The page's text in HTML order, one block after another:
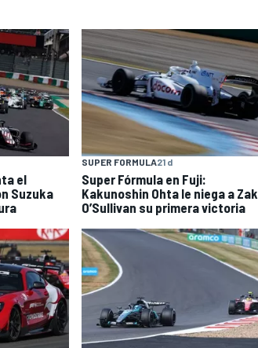
el
Suzuka
SUPER FORMULA21 d
Super Fórmula en Fuji:
Kakunoshin Ohta le niega a Zak
O’Sullivan su primera victoria